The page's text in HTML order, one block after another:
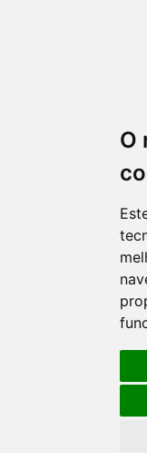
O
Revista
ISSN